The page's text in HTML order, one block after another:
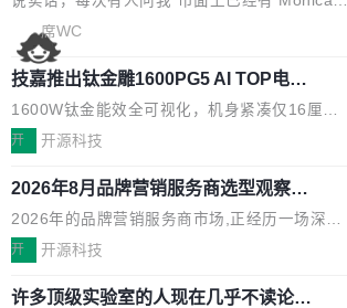
Sider、Copilot for Chrome 这些 AI 浏览器插件
了，你为什么还要再做一个"，我都觉得这个问题
问得好。 因为我自己也是从用户变成开发者的。
现有产品的天花板 我用过不少 AI 浏览器插件。
刚开始觉得都挺好——选中一段文字，弹出解
要。但用久了你会发现，它们本质上都是同一类
东西：一个带网页上下文的聊天框。 它们能读取
页面的文本，然后把文本丢给大模型，再返回一
段回答。仅此而已。 这当然有用，但总觉得差点
意思。比如我在一个后台管理系统里，需要填50
席WC
技嘉推出钛金雕1600PG5 AI TOP电
源：为发烧级主机与本地AI算力打造旗
舰供电方案
1600W钛金能效全可视化，机身紧凑仅16厘米
继2026台北电脑展首度亮相后，技嘉科技近日正
电源专为发烧级DIY主机与本地AI算力平台打
造，整机长度仅16厘米，提供1600W额定功率
与80PLUS钛金能效；支持ATX 3.1与PCIe 5.1
规范，结合服务器级元件、完善供电线材与内置
实时LCD监控屏，可充分满足当下高阶PC主机
开 开源科技
2026年8月品牌营销服务商选型观察：
从流量思维到品牌资产思维的范式转移
2026年的品牌营销服务商市场,正经历一场深刻
的价值重构。全球全案品牌代理机构市场从2025
复合增长率达5.44%,预计2032年将突破120亿美
开 开源科技
许多顶级实验室的人现在几乎不读论文